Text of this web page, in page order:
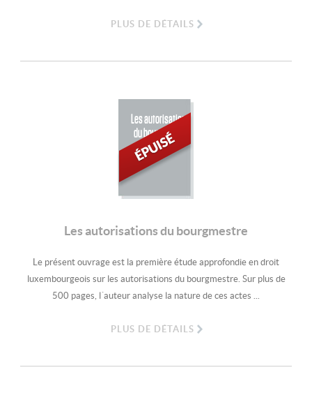
PLUS DE DÉTAILS
Les autorisations
du bourgmestre
Les autorisations du bourgmestre
Le présent ouvrage est la première étude approfondie en droit
luxembourgeois sur les autorisations du bourgmestre. Sur plus de
500 pages, l´auteur analyse la nature de ces actes ...
PLUS DE DÉTAILS